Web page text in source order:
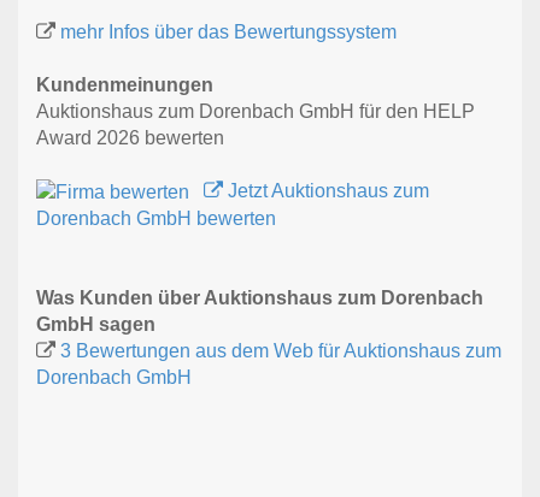
mehr Infos über das Bewertungssystem
Kundenmeinungen
Auktionshaus zum Dorenbach GmbH für den HELP
Award 2026 bewerten
Jetzt Auktionshaus zum
Dorenbach GmbH bewerten
Was Kunden über Auktionshaus zum Dorenbach
GmbH sagen
3 Bewertungen aus dem Web für Auktionshaus zum
Dorenbach GmbH